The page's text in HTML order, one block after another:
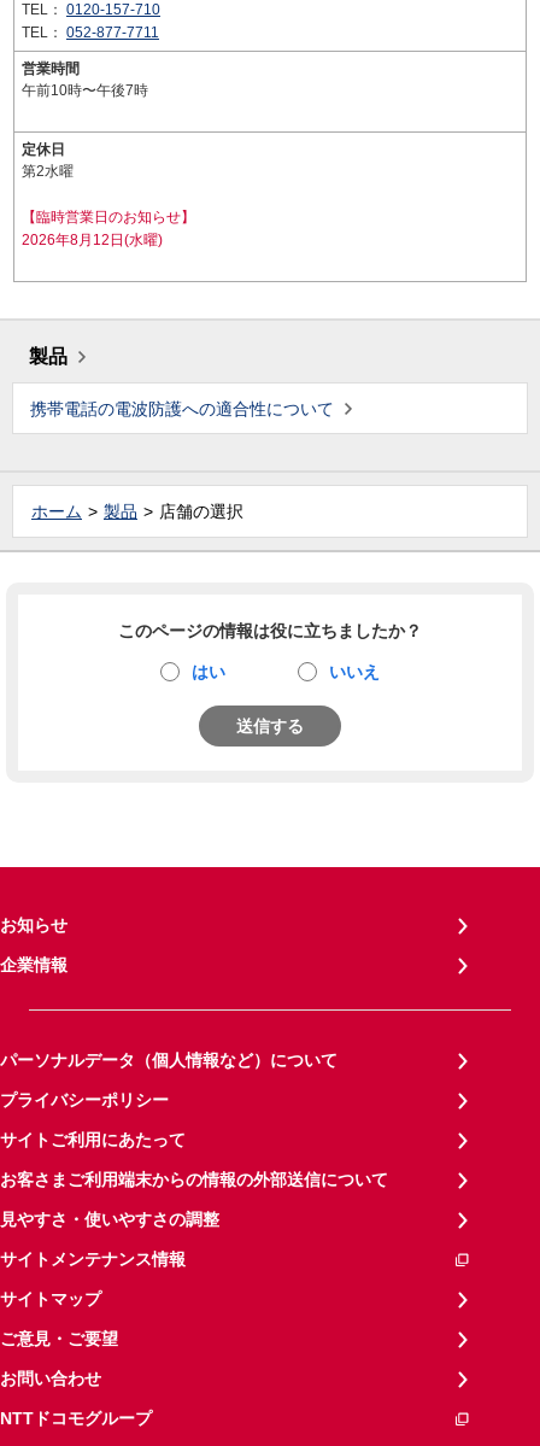
TEL： 0120-157-710
TEL： 052-877-7711
営業時間
午前10時〜午後7時
定休日
第2水曜
【臨時営業日のお知らせ】
2026年8月12日(水曜)
製品
携帯電話の電波防護への適合性について
ホーム 製品 店舗の選択
このページの情報は役に立ちましたか？
はい いいえ
送信する
お知らせ
企業情報
パーソナルデータ（個人情報など）について
プライバシーポリシー
サイトご利用にあたって
お客さまご利用端末からの情報の外部送信について
見やすさ・使いやすさの調整
サイトメンテナンス情報
サイトマップ
ご意見・ご要望
お問い合わせ
NTTドコモグループ